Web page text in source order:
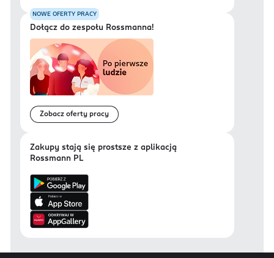
NOWE OFERTY PRACY
Dołącz do zespołu Rossmanna!
Zobacz oferty pracy
Zakupy stają się prostsze z aplikacją
Rossmann PL